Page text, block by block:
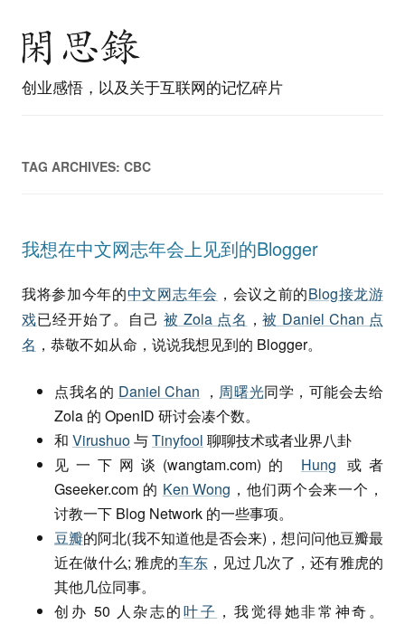
创业感悟，以及关于互联网的记忆碎片
TAG ARCHIVES: CBC
我想在中文网志年会上见到的Blogger
我将参加今年的中文网志年会 ，会议之前的Blog接龙游
戏已经开始了。自己被 Zola 点名 ，被 Daniel Chan 点
名 ，恭敬不如从命，说说我想见到的 Blogger。
点我名的 Daniel Chan ， 周曙光同学，可能会去给
Zola 的 OpenID 研讨会凑个数。
和 Virushuo与Tinyfool 聊聊技术或者业界八卦
见一下网谈(wangtam.com)的 Hung 或者
Gseeker.com 的 Ken Wong ，他们两个会来一个，
讨教一下 Blog Network 的一些事项。
豆瓣的阿北(我不知道他是否会来)，想问问他豆瓣最
近在做什么; 雅虎的车东 ，见过几次了，还有雅虎的
其他几位同事。
创办 50 人杂志的叶子 ，我觉得她非常神奇。